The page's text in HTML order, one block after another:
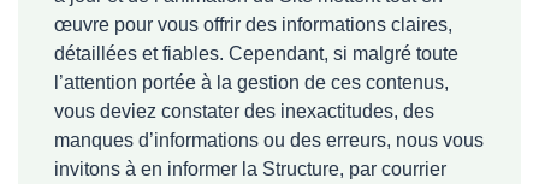
œuvre pour vous offrir des informations claires,
détaillées et fiables. Cependant, si malgré toute
l’attention portée à la gestion de ces contenus,
vous deviez constater des inexactitudes, des
manques d’informations ou des erreurs, nous vous
invitons à en informer la Structure, par courrier